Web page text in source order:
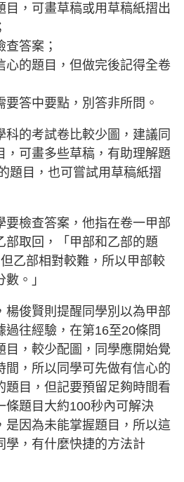
目，可畫草稿或用草稿紙摺出
答案；
心的題目，但做完後記得全卷
要答中要點，別答非所問。
科的考試卷比較少圖，建議同
，可畫多些草稿，有助理解題
題目，也可嘗試用草稿紙摺
要檢查答案，他指在卷一甲部
部取回，「甲部和乙部的題
乙部相對較難，所以甲部較
。」
楊俊賢則提醒同學別以為甲部
過往經驗，在第16至20條問
目，較少配圖，同學應開始覺
間，所以同學可先做有信心的
題目，但記要預留足夠時間看
條題目大約100秒內可解決
是因為未能掌握題目，所以這
學，有什麼快捷的方法計